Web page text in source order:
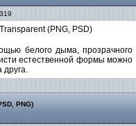
белого дыма, прозрачного
естественной формы можно
друга.
PNG)